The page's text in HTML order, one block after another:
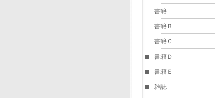
書籍
書籍Ｂ
書籍Ｃ
書籍Ｄ
書籍Ｅ
雑誌